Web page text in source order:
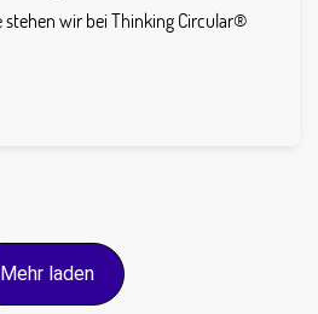
wir bei Thinking Circular®
Mehr laden